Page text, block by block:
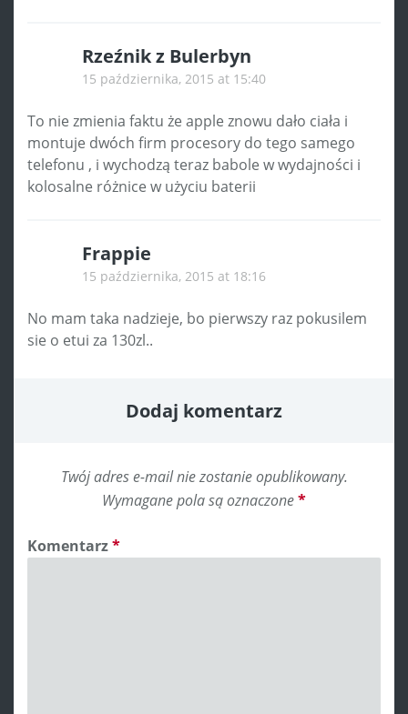
Rzeźnik z Bulerbyn
15 października, 2015 at 15:40
To nie zmienia faktu że apple znowu dało ciała i
montuje dwóch firm procesory do tego samego
telefonu , i wychodzą teraz babole w wydajności i
kolosalne różnice w użyciu baterii
Frappie
15 października, 2015 at 18:16
No mam taka nadzieje, bo pierwszy raz pokusilem
sie o etui za 130zl..
Dodaj komentarz
Twój adres e-mail nie zostanie opublikowany.
Wymagane pola są oznaczone*
Komentarz*